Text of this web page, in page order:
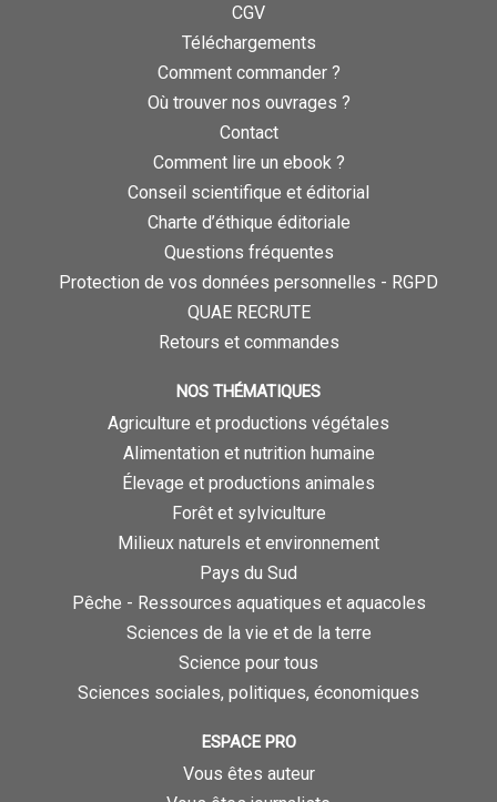
CGV
Téléchargements
Comment commander ?
Où trouver nos ouvrages ?
Contact
Comment lire un ebook ?
Conseil scientifique et éditorial
Charte d’éthique éditoriale
Questions fréquentes
Protection de vos données personnelles - RGPD
QUAE RECRUTE
Retours et commandes
NOS THÉMATIQUES
Agriculture et productions végétales
Alimentation et nutrition humaine
Élevage et productions animales
Forêt et sylviculture
Milieux naturels et environnement
Pays du Sud
Pêche - Ressources aquatiques et aquacoles
Sciences de la vie et de la terre
Science pour tous
Sciences sociales, politiques, économiques
ESPACE PRO
Vous êtes auteur